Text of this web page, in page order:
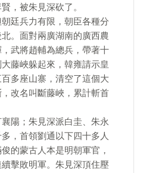
，被朱見深砍了。
廷兵力有限，朝臣各種分
。面對兩廣湖南的廣西農
武將趙輔為總兵，帶著十
藤峽躲起來，韓雍請示皇
多座山寨，清空了這個大
改名叫斷藤峽，累計斬首
陽；朱見深派白圭、朱永
，首領劉通以下四十多人
的蒙古人本是明朝軍官，
擊敗明軍。朱見深頂住壓